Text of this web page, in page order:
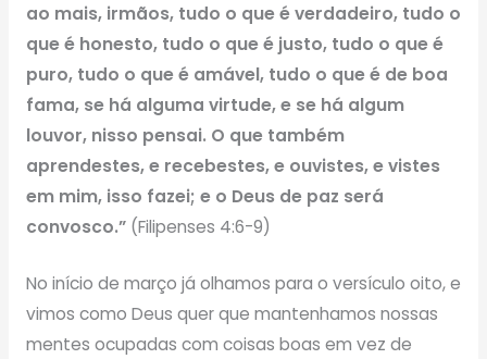
ao mais, irmãos, tudo o que é verdadeiro, tudo o
que é honesto, tudo o que é justo, tudo o que é
puro, tudo o que é amável, tudo o que é de boa
fama, se há alguma virtude, e se há algum
louvor, nisso pensai. O que também
aprendestes, e recebestes, e ouvistes, e vistes
em mim, isso fazei; e o Deus de paz será
convosco.”(Filipenses 4:6-9)
No início de março já olhamos para o versículo oito, e
vimos como Deus quer que mantenhamos nossas
mentes ocupadas com coisas boas em vez de